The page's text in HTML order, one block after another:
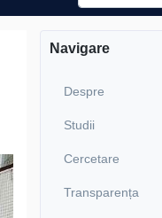
Navigare
Despre
Studii
Cercetare
Transparența